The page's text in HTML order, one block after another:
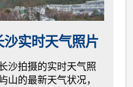
实时天气照片
沙拍摄的实时天气照
山的最新天气状况，